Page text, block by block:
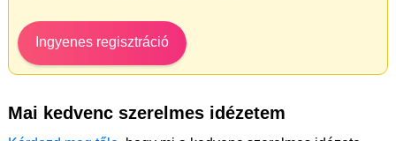
Ingyenes regisztráció
Mai kedvenc szerelmes idézetem